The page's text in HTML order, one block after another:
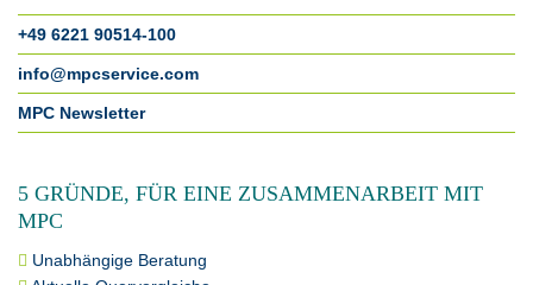
+49 6221 90514-100
info@mpcservice.com
MPC Newsletter
5 GRÜNDE, FÜR EINE ZUSAMMENARBEIT MIT
MPC
Unabhängige Beratung